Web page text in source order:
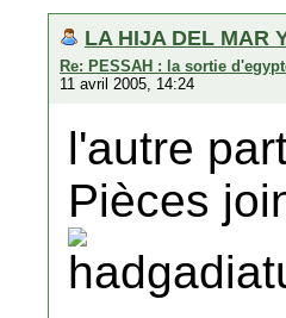
LA HIJA DEL MAR
Re: PESSAH : la sortie
11 avril 2005, 14:24
l'autre
Pièces